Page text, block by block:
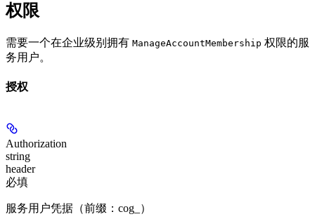
权限
需要一个在企业级别拥有 ManageAccountMembership 权限的服
务用户。
授权
Authorization
string
header
必填
服务用户凭据（前缀：cog_）